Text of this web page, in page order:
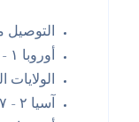
التوصيل
أوروبا ۱ – ۳ أيام مجاناً
الولايات المتحدة ۱
آسيا ۲ – ۷ أيام مجاناً